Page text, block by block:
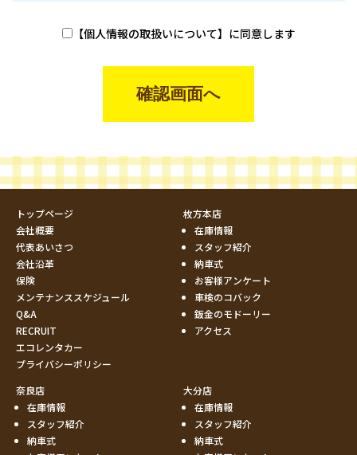
【個人情報の取扱いについて】に同意します
トップページ
会社概要
代表あいさつ
会社沿革
保険
メンテナンススケジュール
Q&A
RECRUIT
エコレンタカー
プライバシーポリシー
枚方本店
在庫情報
スタッフ紹介
納車式
お客様アンケート
車検のコバック
鈑金のモドーリー
アクセス
奈良店
在庫情報
スタッフ紹介
納車式
大分店
在庫情報
スタッフ紹介
納車式